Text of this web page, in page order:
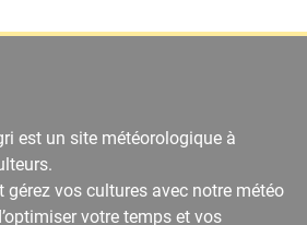
est un site météorologique à
gérez vos cultures avec notre météo
votre temps et vos